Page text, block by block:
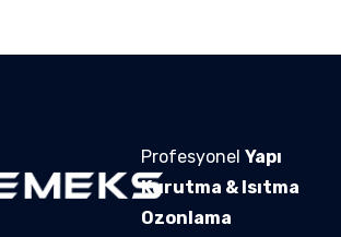
Profesyonel Yapı
Kurutma & Isıtma
Ozonlama